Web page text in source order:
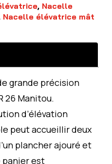
, Nacelle
Nacelle élévatrice mât
grande précision
26 Manitou.
d’élévation
peut accueillir deux
plancher ajouré et
panier est